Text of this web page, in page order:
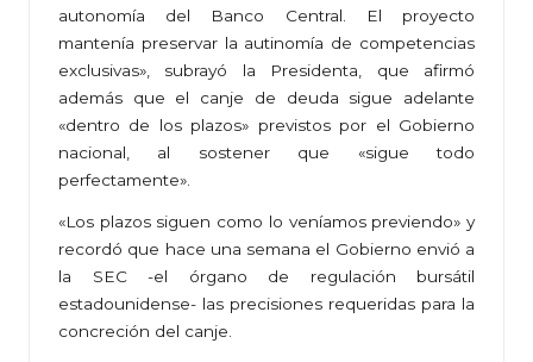
autonomía del Banco Central. El proyecto
mantenía preservar la autinomía de competencias
exclusivas», subrayó la Presidenta, que afirmó
además que el canje de deuda sigue adelante
«dentro de los plazos» previstos por el Gobierno
nacional, al sostener que «sigue todo
perfectamente».
«Los plazos siguen como lo veníamos previendo» y
recordó que hace una semana el Gobierno envió a
la SEC -el órgano de regulación bursátil
estadounidense- las precisiones requeridas para la
concreción del canje.